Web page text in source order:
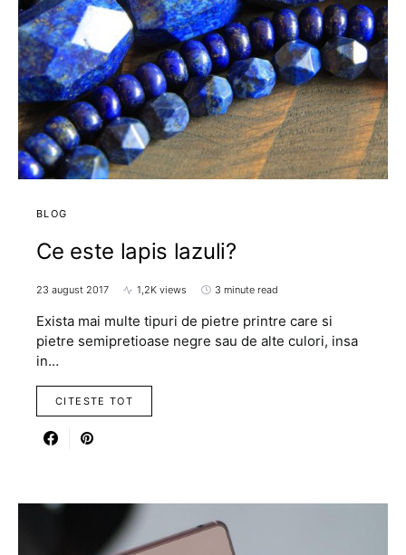
BLOG
Ce este lapis lazuli?
23 august 2017 1,2K views 3 minute read
Exista mai multe tipuri de pietre printre care si
pietre semipretioase negre sau de alte culori, insa
in…
CITESTE TOT